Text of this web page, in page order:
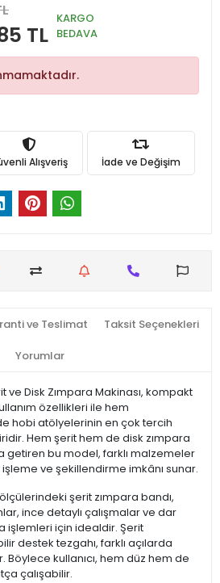
TL
KARGO
BEDAVA
Alışveriş İade ve Değişim
ve Teslimat Taksit Seçenekleri
Yorumlar
ve Disk Zımpara Makinası, kompakt
özellikleri ile hem
hobi atölyelerinin en çok tercih
Hem şerit hem de disk zımpara
getiren bu model, farklı malzemeler
ve şekillendirme imkânı sunar.
şerit zımpara bandı,
ince detaylı çalışmalar ve dar
işlemleri için idealdir. Şerit
destek tezgahı, farklı açılarda
Böylece kullanıcı, hem düz hem de
çalışabilir.